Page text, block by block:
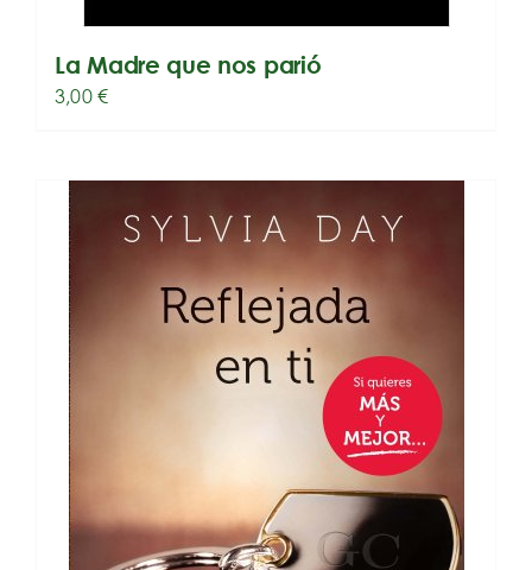
La Madre que nos parió
3,00€